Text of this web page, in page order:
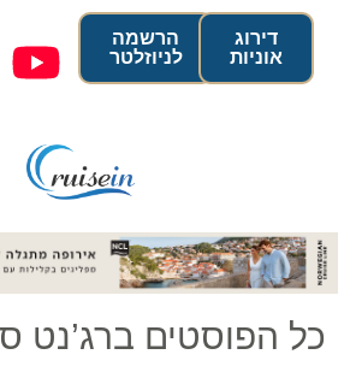
הרשמה
לניוזלטר
דירוג
אוניות
כל הפוסטים ברג’נט